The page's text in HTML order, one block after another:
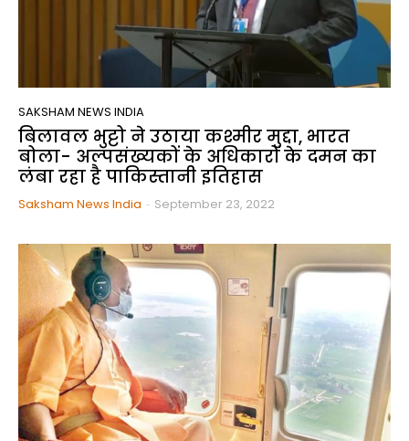
SAKSHAM NEWS INDIA
बिलावल भुट्टो ने उठाया कश्मीर मुद्दा, भारत
बोला- अल्पसंख्यकों के अधिकारों के दमन का
लंबा रहा है पाकिस्तानी इतिहास
Saksham News India - September 23, 2022